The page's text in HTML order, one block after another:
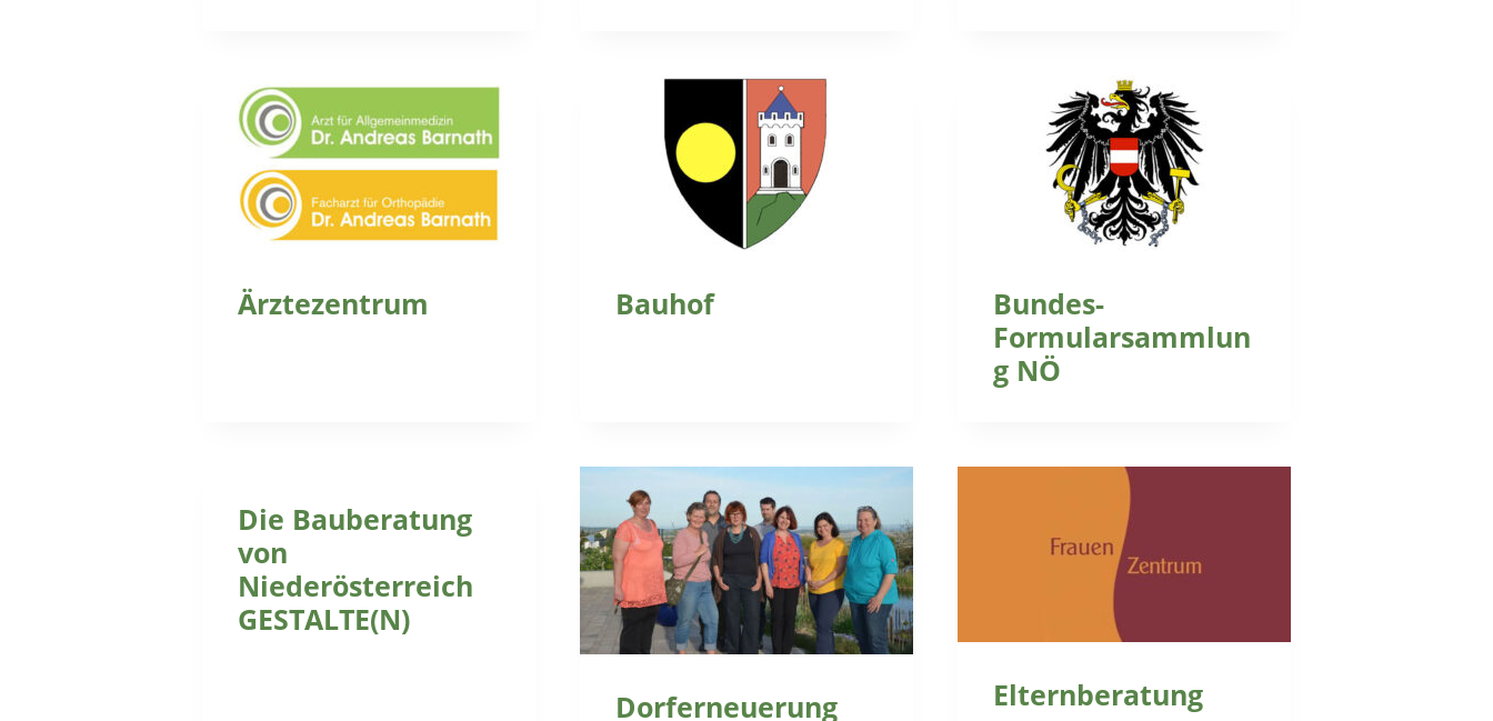
Ärztezentrum Bauhof
Bundes-
Formularsammlun
g NÖ
Die Bauberatung
von
Niederösterreich
GESTALTE(N)
Dorferneuerung Elternberatung